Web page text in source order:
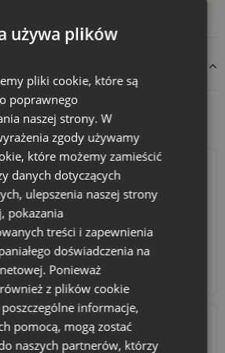
mogą być czymś więcej niż
także narzędzie budowania
Dzięki intensywnemu kolorowi
że nawet drobny upominek
zamówieniach hurtowych istnieje
nadrukiem logo, grafiki lub hasła
woreczek w nośnik identyfikacji
by każdy prezent czy gadżet
komunikację Twojej firmy.
sprawdzą się jako
połyskowi i
woreczki z organzy pięknie
kolory dodają im
"wow". Nie potrzebujesz
- wystarczy sam woreczek.
własne logo na
produktu z przepisami:
produkty:
Torby bawełniane
używa plików
pliki cookie, które są
poprawnego
naszej strony. W
zgody używamy
które możemy zamieścić
danych dotyczących
ulepszenia naszej strony
pokazania
treści i zapewnienia
doświadczenia na
Ponieważ
z plików cookie
informacje,
pomocą, mogą zostać
naszych partnerów, którzy